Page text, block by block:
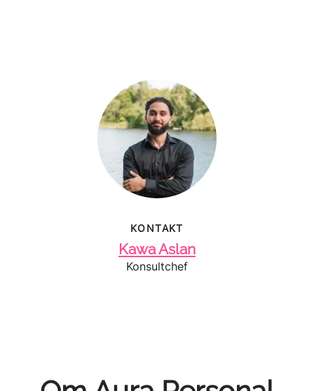
KONTAKT
Kawa Aslan
Konsultchef